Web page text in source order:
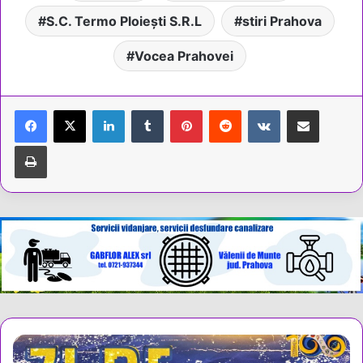
S.C. Termo Ploiești S.R.L stiri Prahova
Vocea Prahovei
LinkedInTumblr PinterestReddit VKontakteShare via Email
Tipărește
Farul
Constanța